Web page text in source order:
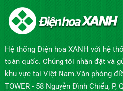
Hệ thống Điện hoa XANH với hệ
toàn quốc. Chúng tôi nhận đặt và
khu vực tại Việt Nam.Văn phòng
TOWER - 58 Nguyễn Đình Chiểu, P,